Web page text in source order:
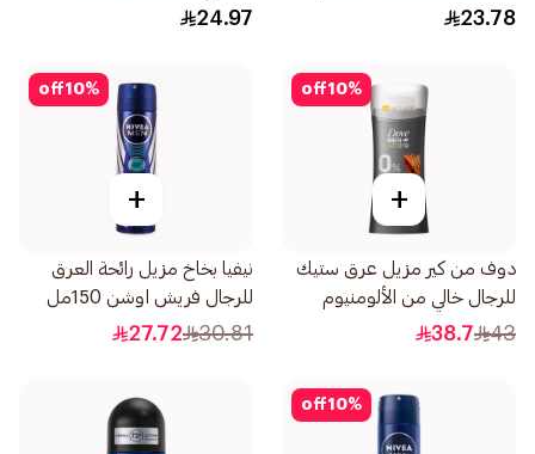
23.78
والبيضاء 50مل
24.97
10%
off
+
دوف من كير مزيل عرق ستيك
للرجال خالي من الألومنيوم
بخشب الصندل 74جرام
43
38.7
10%
off
+
نيفيا بخاخ مزيل رائحة العرق
للرجال فريش اوشن 150مل
30.81
27.72
10%
off